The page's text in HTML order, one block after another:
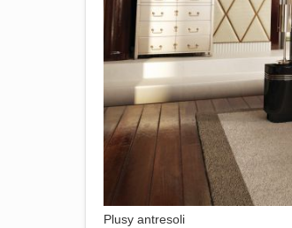
Plusy antresoli